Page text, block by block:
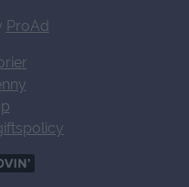
ProAd